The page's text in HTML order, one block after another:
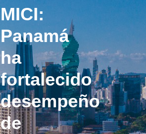
MICI:
Panamá
ha
fortalecido
desempeño
de